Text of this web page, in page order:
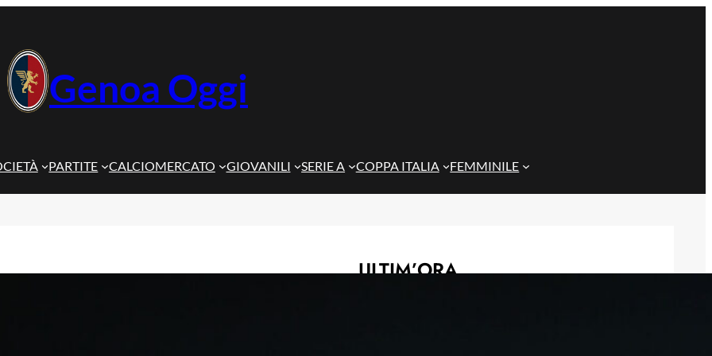
Genoa Oggi
PARTITE CALCIOMERCATO GIOVANILI SERIE A COPPA ITALIA FEMMINILE
ULTIM’ORA